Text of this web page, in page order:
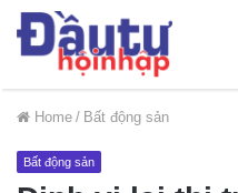
Home / Bất động sản
Bất động sản